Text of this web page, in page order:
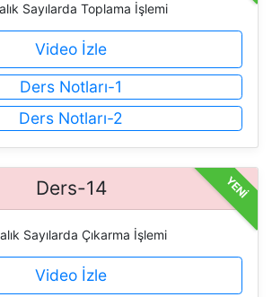
Sayılarda Toplama İşlemi
Video İzle
Ders Notları-1
Ders Notları-2
Ders-14 YENİ
Sayılarda Çıkarma İşlemi
Video İzle